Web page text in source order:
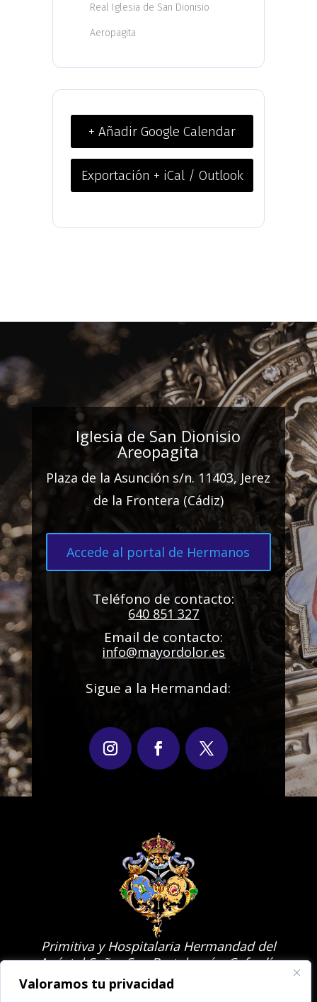
Valoramos tu privacidad
Real Iglesia de San Dionisio
Aeropagita
+ Añadir Google Calendar
Exportación + iCal / Outlook
Iglesia de San Dionisio
Areopagita
Plaza de la Asunción s/n. 11403, Jerez
de la Frontera (Cádiz)
Accede al portal de Hermanos
Teléfono de contacto:
640 851 327
Email de contacto:
info@mayordolor.es
Sigue a la Hermandad:
Primitiva y Hospitalaria Hermandad del
Apóstol Señor San Bartolomé y Cofradía
de Nazarenos
de Nuestra Señora del Mayor Dolor en el